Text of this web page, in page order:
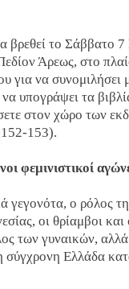
βρεθεί το Σάββατο 7
Άρεως, στο
για να συνομιλήσει
υπογράψει τα
στον χώρο των
152-153).
φεμινιστικοί
γεγονότα, ο ρόλος
οι θρίαμβοι και
των γυναικών, αλλά
σύγχρονη Ελλάδα